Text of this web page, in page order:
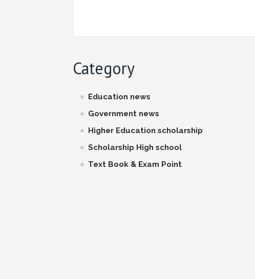
Category
Education news
Government news
Higher Education scholarship
Scholarship High school
Text Book & Exam Point